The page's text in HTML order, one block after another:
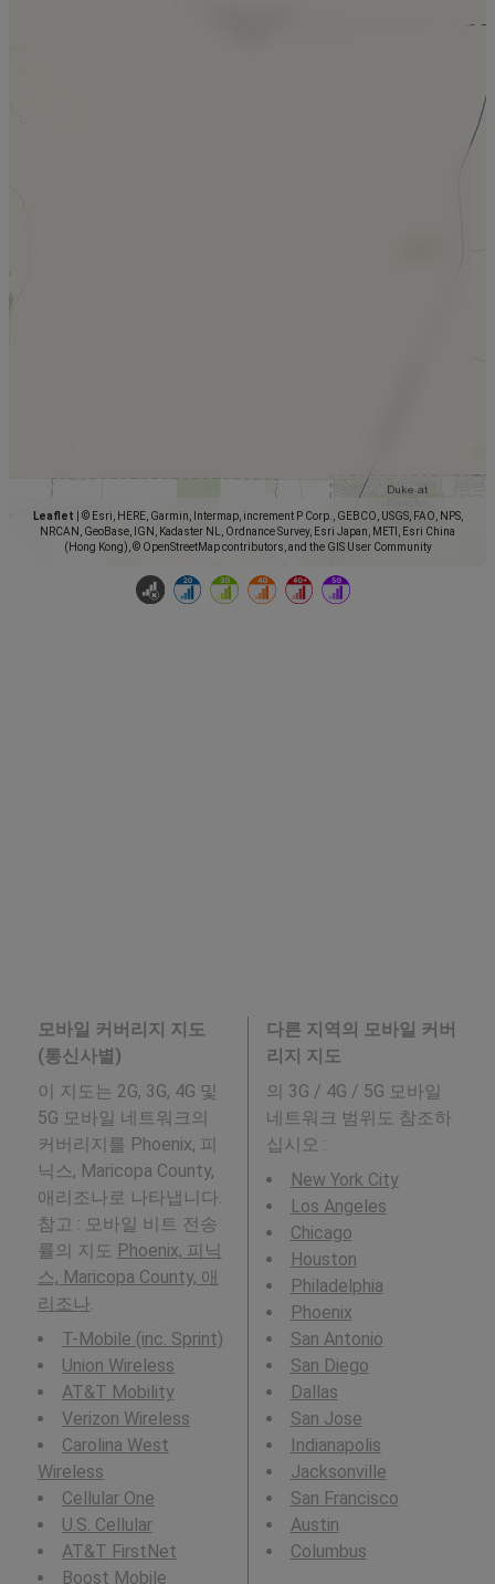
Leaflet
© Esri, HERE, Garmin, Intermap, increment P Corp., GEBCO, USGS, FAO, NPS,
NRCAN, GeoBase, IGN, Kadaster NL, Ordnance Survey, Esri Japan, METI, Esri China
(Hong Kong), © OpenStreetMap contributors, and the GIS User Community
모바일 커버리지 지도
(통신사별)
이 지도는 2G, 3G, 4G 및
5G 모바일 네트워크의
커버리지를 Phoenix, 피
닉스, Maricopa County,
애리조나로 나타냅니다.
참고 : 모바일 비트 전송
률의 지도
Phoenix, 피닉
스, Maricopa County, 애
리조나
T-Mobile (inc. Sprint)
Union Wireless
AT&T Mobility
Verizon Wireless
Carolina West
Wireless
Cellular One
U.S. Cellular
AT&T FirstNet
Boost Mobile
다른 지역의 모바일 커버
리지 지도
의 3G / 4G / 5G 모바일
네트워크 범위도 참조하
십시오 :
New York City
Los Angeles
Chicago
Houston
Philadelphia
Phoenix
San Antonio
San Diego
Dallas
San Jose
Indianapolis
Jacksonville
San Francisco
Austin
Columbus